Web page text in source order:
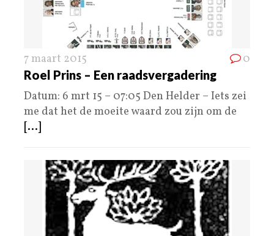
7 maart 2015 0
Roel Prins – Een raadsvergadering
Datum: 6 mrt 15 – 07:05 Den Helder – Iets zei
me dat het de moeite waard zou zijn om de
[...]